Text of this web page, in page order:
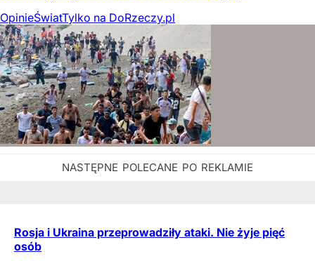
OpinieŚwiatTylko na DoRzeczy.pl
Rosja i Ukraina przeprowadziły ataki. Nie żyje pięć
osób